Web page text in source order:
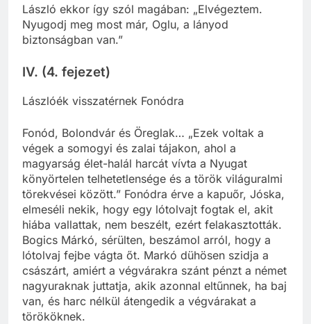
László ekkor így szól magában: „Elvégeztem.
Nyugodj meg most már, Oglu, a lányod
biztonságban van.”
IV. (4. fejezet)
Lászlóék visszatérnek Fonódra
Fonód, Bolondvár és Öreglak… „Ezek voltak a
végek a somogyi és zalai tájakon, ahol a
magyarság élet-halál harcát vívta a Nyugat
könyörtelen telhetetlensége és a török világuralmi
törekvései között.” Fonódra érve a kapuőr, Jóska,
elmeséli nekik, hogy egy lótolvajt fogtak el, akit
hiába vallattak, nem beszélt, ezért felakasztották.
Bogics Márkó, sérülten, beszámol arról, hogy a
lótolvaj fejbe vágta őt. Markó dühösen szidja a
császárt, amiért a végvárakra szánt pénzt a német
nagyuraknak juttatja, akik azonnal eltűnnek, ha baj
van, és harc nélkül átengedik a végvárakat a
törököknek.